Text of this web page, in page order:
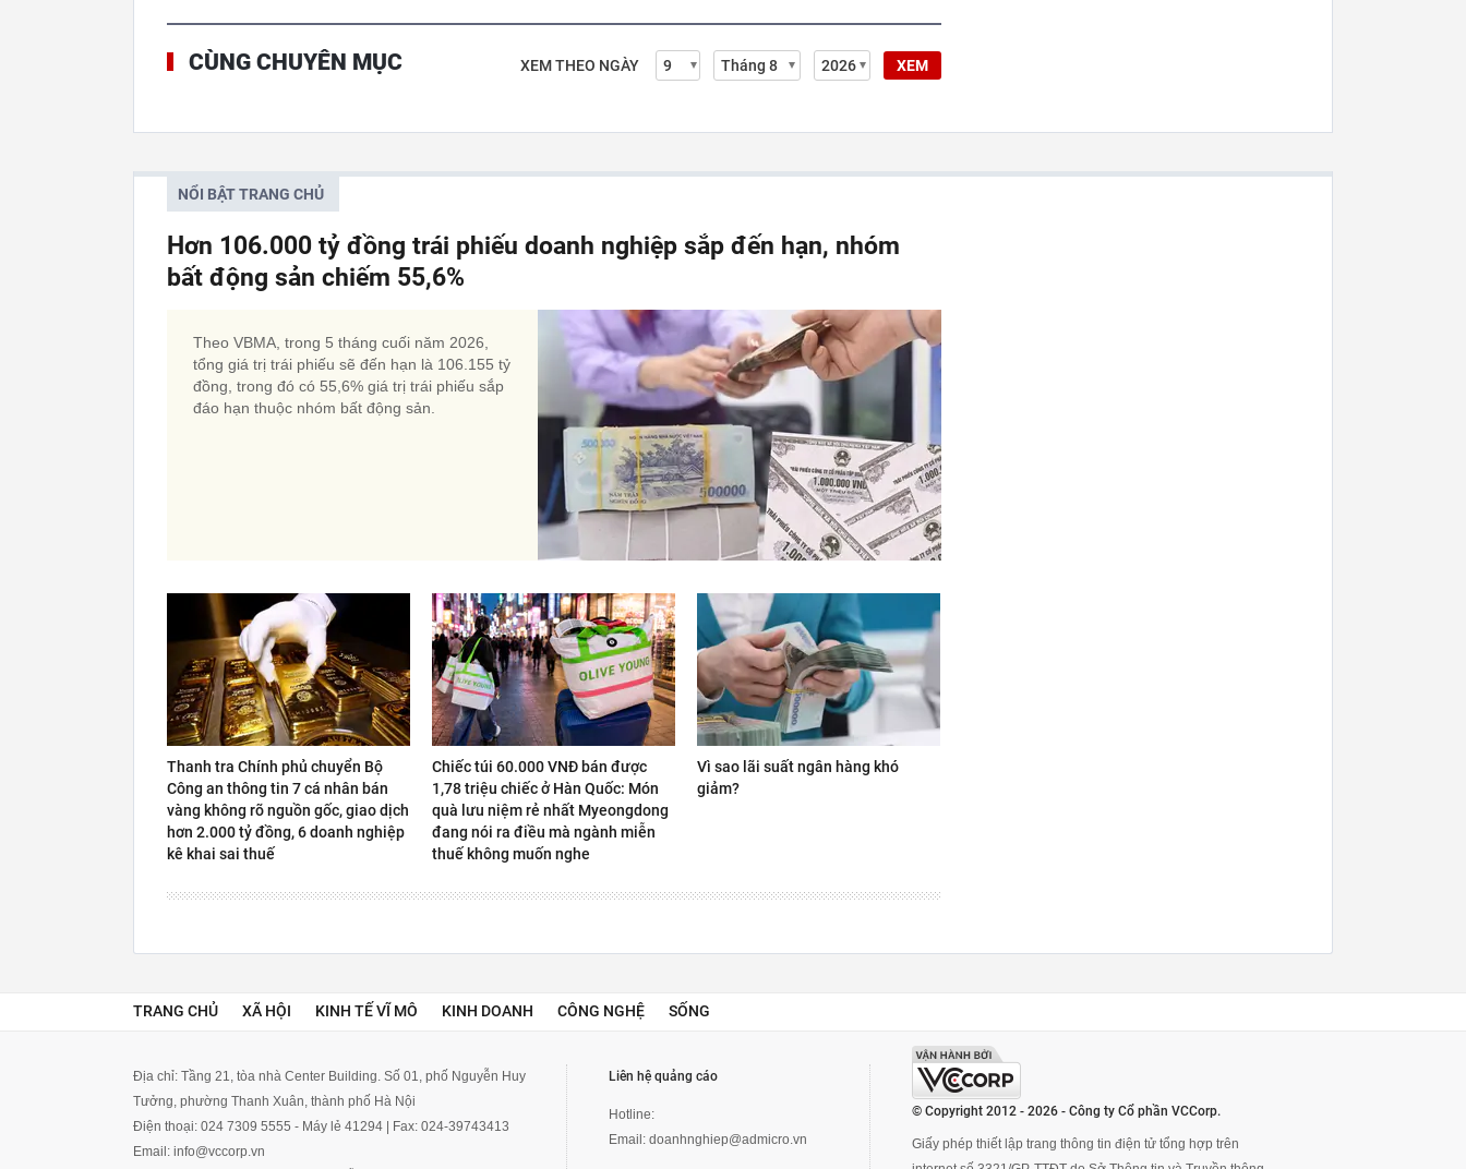
CÙNG CHUYÊN MỤC XEM THEO NGÀY XEM
NỔI BẬT TRANG CHỦ
Hơn 106.000 tỷ đồng trái phiếu doanh nghiệp sắp đến hạn, nhóm
bất động sản chiếm 55,6%
Theo VBMA, trong 5 tháng cuối năm 2026,
tổng giá trị trái phiếu sẽ đến hạn là 106.155 tỷ
đồng, trong đó có 55,6% giá trị trái phiếu sắp
đáo hạn thuộc nhóm bất động sản.
Thanh tra Chính phủ chuyển Bộ
Công an thông tin 7 cá nhân bán
vàng không rõ nguồn gốc, giao dịch
hơn 2.000 tỷ đồng, 6 doanh nghiệp
kê khai sai thuế
Chiếc túi 60.000 VNĐ bán được
1,78 triệu chiếc ở Hàn Quốc: Món
quà lưu niệm rẻ nhất Myeongdong
đang nói ra điều mà ngành miễn
thuế không muốn nghe
Vì sao lãi suất ngân hàng khó
giảm?
TRANG CHỦ XÃ HỘI KINH TẾ VĨ MÔ KINH DOANH CÔNG NGHỆ SỐNG
Địa chỉ: Tầng 21, tòa nhà Center Building. Số 01, phố Nguyễn Huy
Tưởng, phường Thanh Xuân, thành phố Hà Nội
Điện thoại: 024 7309 5555 - Máy lẻ 41294 | Fax: 024-39743413
Email: info@vccorp.vn
Liên hệ quảng cáo
Hotline:
Email: doanhnghiep@admicro.vn
© Copyright 2012 - 2026 - Công ty Cổ phần VCCorp.
Giấy phép thiết lập trang thông tin điện tử tổng hợp trên